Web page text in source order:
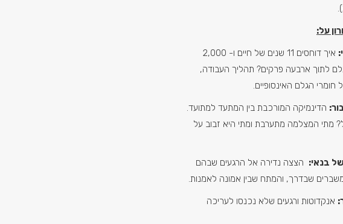
על:
איך דוחסים 11 שנים של חיים ו- 2,000
לתוך ארבעה פרקים? תהליך העבודה,
חומרי הגלם האינסופיים.
הדינמיקה המורכבת בין המתעד למתועד.
מתי המצלמה מתערבת ומתי היא זבוב על
בנאי: הצצה נדירה אל הרגעים שבהם
שבדרך, והמתח שבין אמונה לאמנות.
אנקדוטות ורגעים שלא נכנסו לעריכה